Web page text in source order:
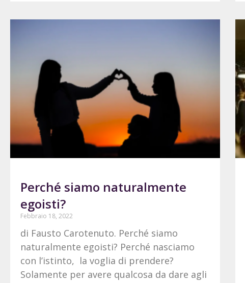
Perché siamo naturalmente
egoisti?
Febbraio 18, 2022
di Fausto Carotenuto. Perché siamo
naturalmente egoisti? Perché nasciamo
con l’istinto, la voglia di prendere?
Solamente per avere qualcosa da dare agli